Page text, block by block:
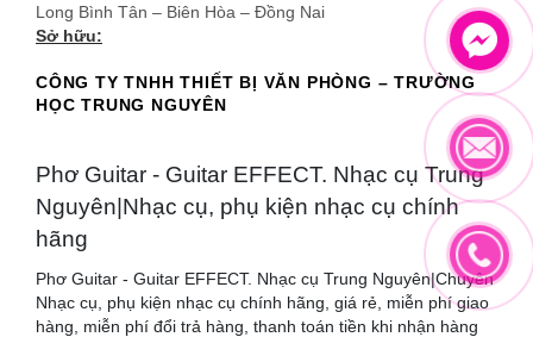
Phơ Guitar - Guitar EFFECT. Nhạc cụ Trung
Nguyên|Nhạc cụ, phụ kiện nhạc cụ chính
hãng
Phơ Guitar - Guitar EFFECT. Nhạc cụ Trung Nguyên|Chuyên
Nhạc cụ, phụ kiện nhạc cụ chính hãng, giá rẻ, miễn phí giao
hàng, miễn phí đổi trả hàng, thanh toán tiền khi nhận hàng
Long Bình Tân – Biên Hòa – Đồng Nai
Sở hữu:
CÔNG TY TNHH THIẾT BỊ VĂN PHÒNG – TRƯỜNG
HỌC TRUNG NGUYÊN